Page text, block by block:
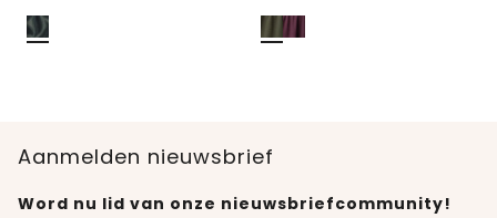
Aanmelden nieuwsbrief
Word nu lid van onze nieuwsbriefcommunity!